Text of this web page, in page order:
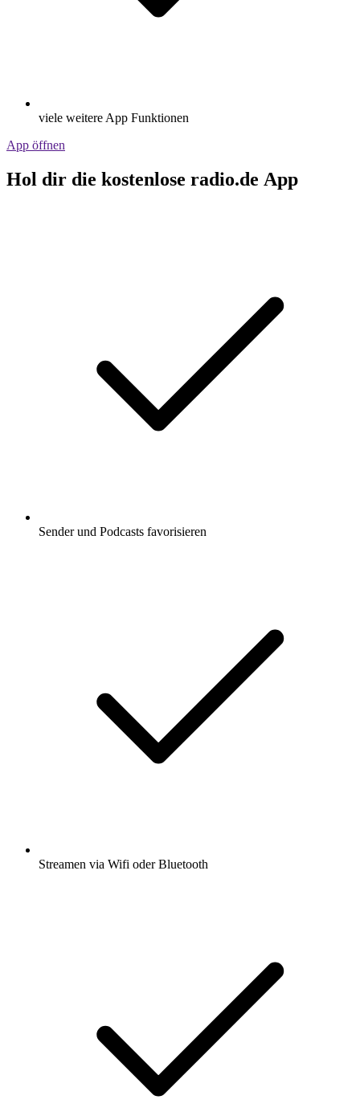
viele weitere App Funktionen
App öffnen
Hol dir die kostenlose radio.de App
Sender und Podcasts favorisieren
Streamen via Wifi oder Bluetooth